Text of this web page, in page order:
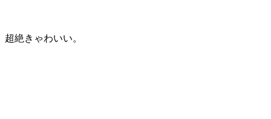
超絶きゃわいい。